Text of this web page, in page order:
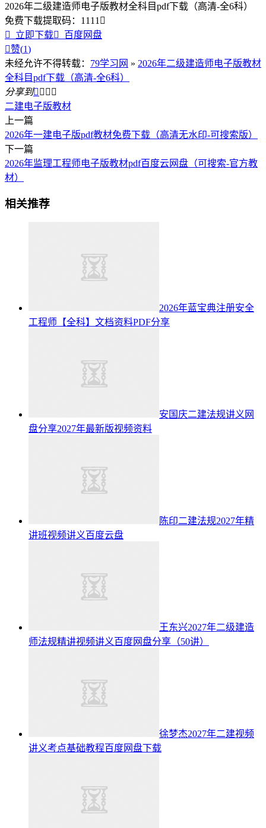
2026年二级建造师电子版教材全科目pdf下载（高清-全6科）
免费下载提取码： 1111 

立即下载
百度网盘
赞(1)
未经允许不得转载： 79学习网 » 2026年二级建造师电子版教材
全科目pdf下载（高清-全6科）
分享到   
二建电子版教材
上一篇
2026年一建电子版pdf教材免费下载（高清无水印-可搜索版）
下一篇
2026年监理工程师电子版教材pdf百度云网盘（可搜索-官方教
材）
相关推荐
2026年蓝宝典注册安全
工程师【全科】文档资料PDF分享
安国庆二建法规讲义网
盘分享2027年最新版视频资料
陈印二建法规2027年精
讲班视频讲义百度云盘
王东兴2027年二级建造
师法规精讲视频讲义百度网盘分享（50讲）
徐梦杰2027年二建视频
讲义考点基础教程百度网盘下载